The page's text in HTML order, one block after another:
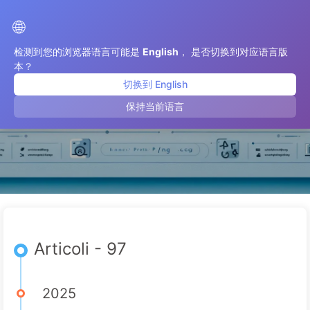
🌐
检测到您的浏览器语言可能是 English ， 是否切换到对应语言版
本？
切换到 English
保持当前语言
luglio 2025
Articoli - 97
2025